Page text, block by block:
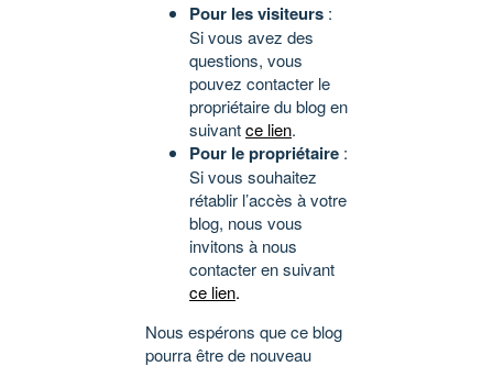
Pour les visiteurs :
Si vous avez des
questions, vous
pouvez contacter le
propriétaire du blog en
suivantce lien.
Pour le propriétaire :
Si vous souhaitez
rétablir l’accès à votre
blog, nous vous
invitons à nous
contacter en suivant
ce lien.
Nous espérons que ce blog
pourra être de nouveau